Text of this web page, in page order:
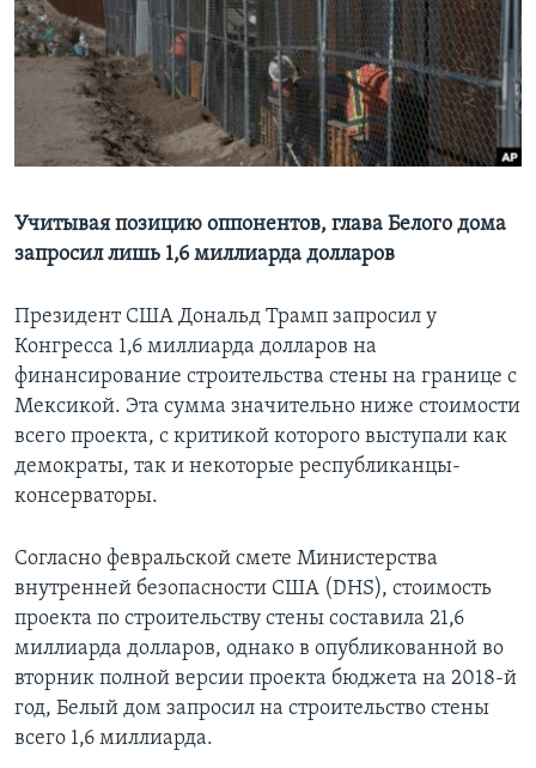
Learning English
СОЦИАЛЬНЫЕ СЕТИ
Языки
Учитывая позицию оппонентов, глава Белого дома
запросил лишь 1,6 миллиарда долларов
Президент США Дональд Трамп запросил у
Конгресса 1,6 миллиарда долларов на
финансирование строительства стены на границе с
Мексикой. Эта сумма значительно ниже стоимости
всего проекта, с критикой которого выступали как
демократы, так и некоторые республиканцы-
консерваторы.
Согласно февральской смете Министерства
внутренней безопасности США (DHS), стоимость
проекта по строительству стены составила 21,6
миллиарда долларов, однако в опубликованной во
вторник полной версии проекта бюджета на 2018-й
год, Белый дом запросил на строительство стены
всего 1,6 миллиарда.